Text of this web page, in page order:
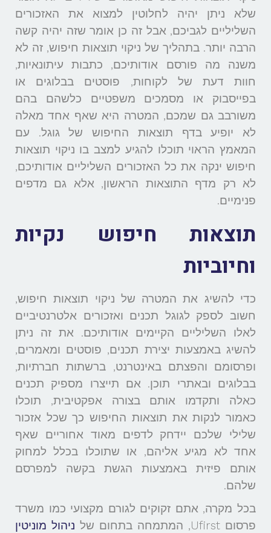
שלא ניתן יהיה לחלוטין למצוא את האזכורים
השליליים לגביכם, אבל זה כן אומר שזה יהיה קשה
הרבה יותר. בתהליך של ניקוי תוצאות חיפוש, זה לא
משנה מה פורסם אודותיכם, כתבות עיתונאיות,
חוות דעת של לקוחות, פוסטים בבלוגים או
בפייסבוק או מסמכים משפטיים כלשהם בהם
משורבב גם שמכם, המטרה היא שאף אחד מאלה
לא יופיע בדף תוצאות החיפוש של גוגל. עם
המאמץ הראוי תוכלו להגיע למצב בו ניקוי תוצאות
חיפוש ינקה את כל האזכורים השליליים אודותיכם,
לא רק מדף התוצאות הראשון, אלא גם מדפים
פנימיים.
תוצאות חיפוש נקיות
וחיוביות
כדי להשיג את המטרה של ניקוי תוצאות חיפוש,
חשוב לספק לגוגל תכנים ואזכורים אלטרנטיביים
לאלו השליליים הקיימים אודותיכם. את זה ניתן
להשיג באמצעות יצירת תכנים, פוסטים ומאמרים,
ופרסומם והפצתם באינטרנט, ברשתות חברתיות,
בבלוגים ובאתרי תוכן. אם תייצרו מספיק תכנים
כאלה ותקדמו אותם בצורה אפקטיבית, תוכלו
כאמור לנקות את תוצאות החיפוש כך שכל אזכור
שלילי שלכם יידחק לדפים מאוד אחוריים שאף
אחד לא מגיע אליהם, או שתוכלו בכלל למחוק
אותם פיזית באמצעות הגשת בקשה למפרסם
שלהם.
בכל מקרה, אתם זקוקים לגורם מקצועי כמו משרד
פרסום Ufirst, המתמחה בתחום של
ניהול מוניטין